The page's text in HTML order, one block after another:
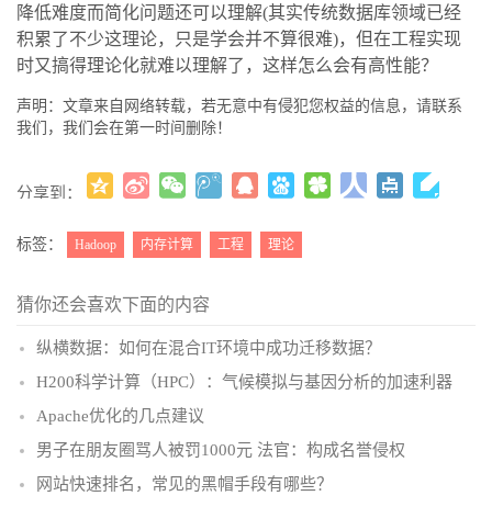
降低难度而简化问题还可以理解(其实传统数据库领域已经
积累了不少这理论，只是学会并不算很难)，但在工程实现
时又搞得理论化就难以理解了，这样怎么会有高性能？
声明：文章来自网络转载，若无意中有侵犯您权益的信息，请联系
我们，我们会在第一时间删除！
分享到：
标签： Hadoop 内存计算 工程 理论
猜你还会喜欢下面的内容
纵横数据：如何在混合IT环境中成功迁移数据？
H200科学计算（HPC）：气候模拟与基因分析的加速利器
Apache优化的几点建议
男子在朋友圈骂人被罚1000元 法官：构成名誉侵权
网站快速排名，常见的黑帽手段有哪些？